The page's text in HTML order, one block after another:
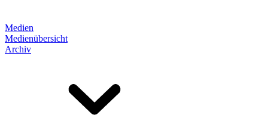
Medien
Medienübersicht
Archiv